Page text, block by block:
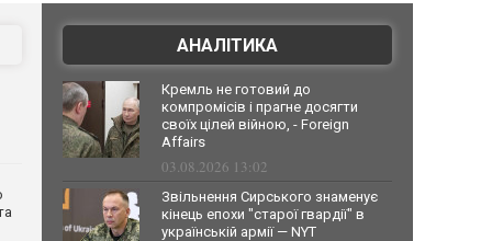
АНАЛІТИКА
Кремль не готовий до
компромісів і прагне досягти
своїх цілей війною, - Foreign
Affairs
03.08.2026 13:02
Звільнення Сирського знаменує
кінець епохи "старої гвардії" в
українській армії — NYT